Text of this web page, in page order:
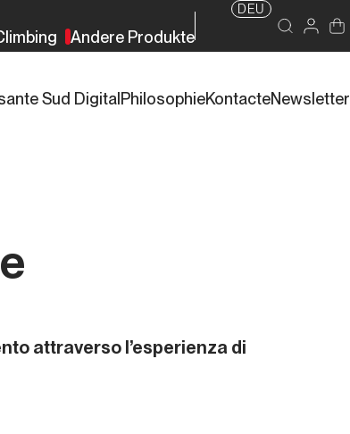
Andere Produkte
DEU
Sud Digital PhilosophieKontacteNewsletter
attraverso l’esperienza di